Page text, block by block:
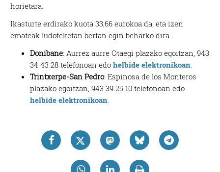
horietara.
Ikasturte erdirako kuota 33,66 eurokoa da, eta izen
emateak ludoteketan bertan egin beharko dira.
Donibane: Aurrez aurre Otaegi plazako egoitzan, 943
34 43 28 telefonoan edohelbide elektronikoan
Trintxerpe-San Pedro: Espinosa de los Monteros
plazako egoitzan, 943 39 25 10 telefonoan edo
helbide elektronikoan